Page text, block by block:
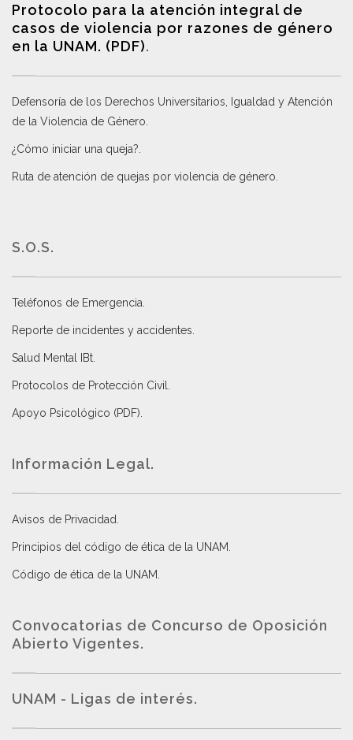
Protocolo para la atención integral de
casos de violencia por razones de género
en la UNAM. (PDF).
Defensoría de los Derechos Universitarios, Igualdad y Atención
de la Violencia de Género
¿Cómo iniciar una queja?
Ruta de atención de quejas por violencia de género
S.O.S.
Teléfonos de Emergencia.
Reporte de incidentes y accidentes
Salud Mental IBt
Protocolos de Protección Civil
Apoyo Psicológico (PDF)
Información Legal.
Avisos de Privacidad
Principios del código de ética de la UNAM
Código de ética de la UNAM
Convocatorias de Concurso de Oposición
Abierto Vigentes.
UNAM - Ligas de interés.